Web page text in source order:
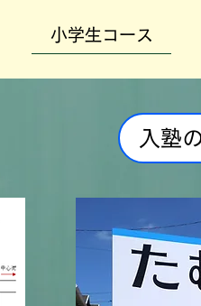
小学生コース
入塾